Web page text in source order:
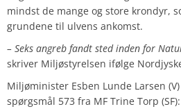
mindst de mange og store krondyr,
grundene til ulvens ankomst.
– Seks angreb fandt sted inden for
skriver Miljøstyrelsen ifølge
Miljøminister Esben Lunde Larsen
spørgsmål 573 fra MF Trine Torp (SF):